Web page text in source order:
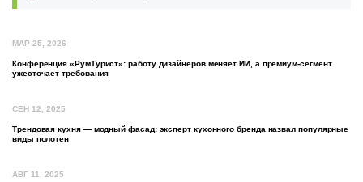
МАР 25, 2026
Конференция «РумТурист»: работу дизайнеров меняет ИИ, а премиум-сегмент
ужесточает требования
СЕН 12, 2025
Трендовая кухня — модный фасад: эксперт кухонного бренда назвал популярные
виды полотен
АВГ 11, 2025